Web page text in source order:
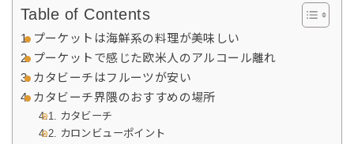
Table of Contents
プーケットは海鮮系の料理が美味しい
プーケットで感じた欧米人のアルコール離れ
カタビーチはフルーツが安い
カタビーチ界隈のおすすめの場所
カタビーチ
カロンビューポイント